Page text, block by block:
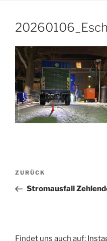
Beitragsnavigation
Vorheriger
Beitrag
ZURÜCK
Stromausfall
Findet uns auch auf: